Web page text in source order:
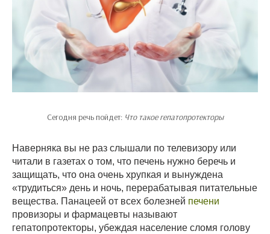
Сегодня речь пойдет: Что такое гепатопротекторы
Наверняка вы не раз слышали по телевизору или
читали в газетах о том, что печень нужно беречь и
защищать, что она очень хрупкая и вынуждена
«трудиться» день и ночь, перерабатывая питательные
вещества. Панацеей от всех болезней печени
провизоры и фармацевты называют
гепатопротекторы, убеждая население сломя голову